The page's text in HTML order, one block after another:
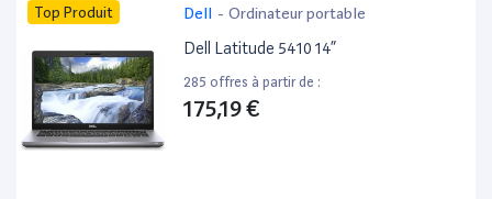
Top Produit Dell - Ordinateur portable
Dell Latitude 5410 14”
285 offres à partir de :
175,19 €